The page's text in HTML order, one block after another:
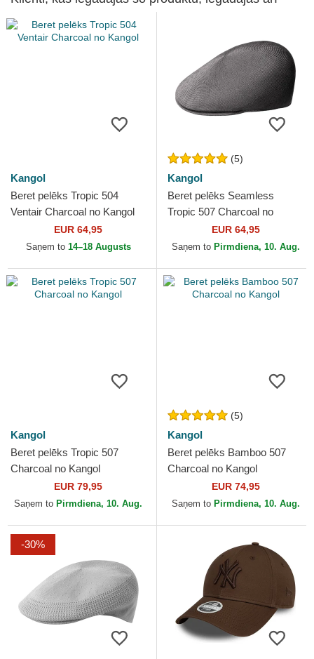
Kangol
Beret pelēks Tropic 504
Ventair Charcoal no Kangol
EUR 64,95
Saņem to 14–18 Augusts
(5)
Kangol
Beret pelēks Seamless
Tropic 507 Charcoal no
EUR 64,95
Saņem to Pirmdiena, 10. Aug.
Kangol
Beret pelēks Tropic 507
Charcoal no Kangol
EUR 79,95
Saņem to Pirmdiena, 10. Aug.
(5)
Kangol
Beret pelēks Bamboo 507
Charcoal no Kangol
EUR 74,95
Saņem to Pirmdiena, 10. Aug.
-30%